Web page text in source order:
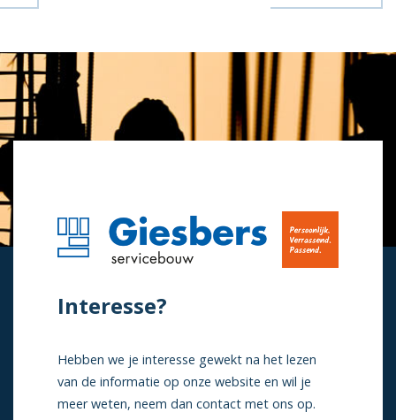
Interesse?
Hebben we je interesse gewekt na het lezen
van de informatie op onze website en wil je
meer weten, neem dan contact met ons op.